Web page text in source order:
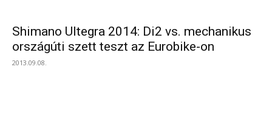
Shimano Ultegra 2014: Di2 vs. mechanikus
országúti szett teszt az Eurobike-on
2013.09.08.